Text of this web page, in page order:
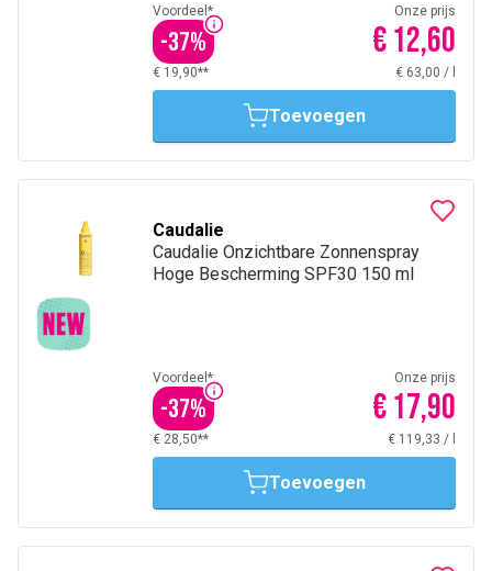
Voordeel*
-37%
Onze prijs
€ 12,60
€ 19,90** € 63,00 /
Toevoegen
Caudalie
Caudalie Onzichtbare Zonnenspray
Hoge Bescherming SPF30 150 ml
Voordeel*
-37%
Onze prijs
€ 17,90
€ 28,50** € 119,33 /
Toevoegen